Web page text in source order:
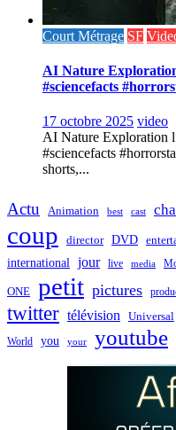
Court Métrage SF
AI Nature
#sciencefacts
17 octobre 2025 video
AI Nature Exploration
#sciencefacts
shorts,...
Actu Animation best cast
coup director DVD
international jour live media
ONE petit pictures
twitter télévision Universal
World you your youtube